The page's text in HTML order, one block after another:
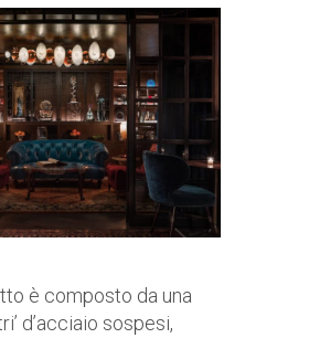
è composto da una
d’acciaio sospesi,